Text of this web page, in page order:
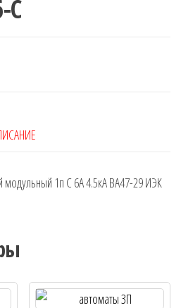
C
модульный 1п C 6А 4.5кА ВА47-29 ИЭК